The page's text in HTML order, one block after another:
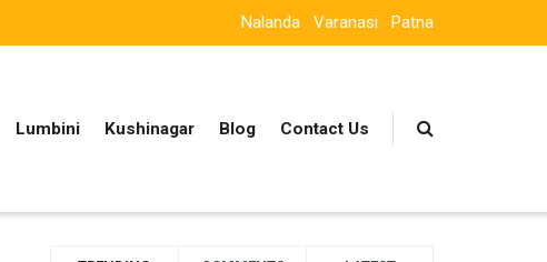
Nalanda Varanasi Patna
Lumbini Kushinagar Blog Contact Us